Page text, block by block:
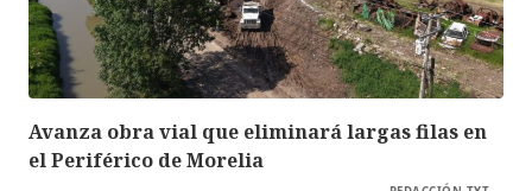
Avanza obra vial que eliminará largas filas en
el Periférico de Morelia